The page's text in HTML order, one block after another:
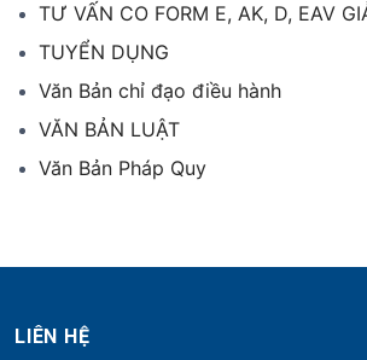
TƯ VẤN CO FORM E, AK, D, EAV
TUYỂN DỤNG
Văn Bản chỉ đạo điều hành
VĂN BẢN LUẬT
Văn Bản Pháp Quy
LIÊN HỆ